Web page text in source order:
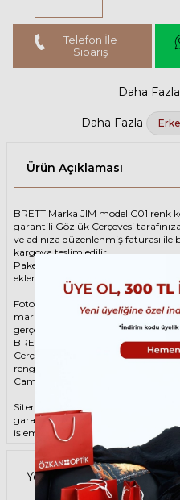
Telefon İle
Sipariş
Daha Fazla
Daha Fazla
Ürün Açıklaması
BRETT Marka JIM model C01 renk
garantili Gözlük Çerçevesi
ve adınıza düzenlenmiş faturası
kargoya teslim edilir.
Paketinize ek olarak silme bezi ve
eklenmektedir.
Fotoğraftaki Gözlük Çerçevesi
markanın orijinal alternatiflerinden
gerçekleştirilebilmektedir.
BRETT Unisex Sarı Gözlük
Çerçevesi çerçeve şekli Oval,
rengi Sarı renktir.
Camlar %100 korumalı renkli
Sitemizden alacağınız BRETT
garantilidir. Garanti kapsamındaki
işlemlerini
ÖZKAN OPTİK
alabilirsiniz.
Garanti kapsamı dışındaki tüm
parça ücreti karşılığında ömür
destek alabilirsiniz ya da
Yorumlar